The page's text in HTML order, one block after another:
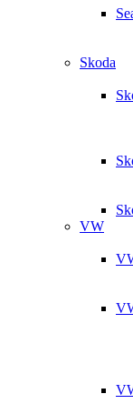
Skoda
VW